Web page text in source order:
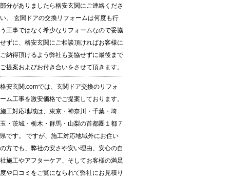
部分がありましたら格安玄関にご連絡くださ
い。 玄関ドアの交換リフォームは何度も行
う工事ではなく希少なリフォームなので妥協
せずに、格安玄関にご相談頂ければお客様に
ご納得頂けるよう弊社も妥協せずに最後まで
ご提案およびお付き合いをさせて頂きます。
格安玄関.comでは、玄関ドア交換のリフォ
ーム工事を激安価格でご提案しております。
施工対応地域は、東京・神奈川・千葉・埼
玉・茨城・栃木・群馬・山梨の首都圏１都７
県です。 ですが、施工対応地域外にお住い
の方でも、弊社の安さや安い理由、安心の自
社施工やアフターケア、そしてお客様の満足
度や口コミをご覧になられて弊社にお見積り